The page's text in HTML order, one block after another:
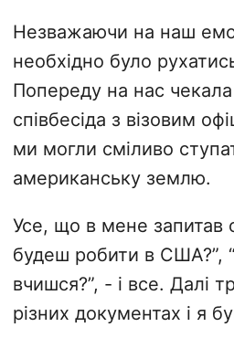
Незважаючи на наш
необхідно було
Попереду на нас
співбесіда з візовим
ми могли сміливо
американську землю.
Усе, що в мене запитав
будеш робити в США?”,
вчишся?”, - і все. Далі
різних документах і я